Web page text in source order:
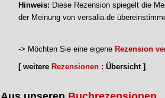
Hinweis: Diese Rezension spiegelt die
der Meinung von versalia.de
-> Möchten Sie eine eigene Rezension
[ weitere Rezensionen : Übersicht ]